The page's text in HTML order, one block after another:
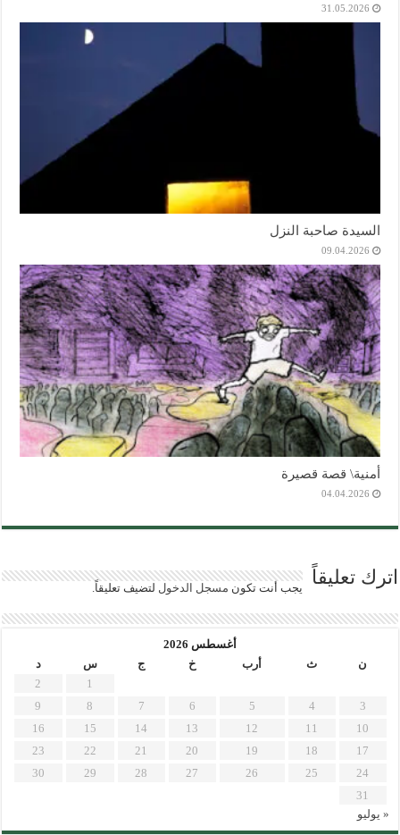
31.05.2026
السيدة صاحبة النزل
09.04.2026
أمنية\ قصة قصيرة
04.04.2026
اترك تعليقاً يجب أنت تكون مسجل الدخول لتضيف تعليقاً.
أغسطس 2026
ن
ث أرب خ ج س
د
1
2
3
4
5
6
7
8
9
10
11
12
13
14
15
16
17
18
19
20
21
22
23
24
25
26
27
28
29
30
31
« يوليو